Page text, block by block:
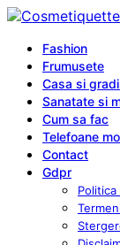
Fashion
Frumusete
Casa si
Sanatate si
Cum sa fac
Telefoane
Contact
Gdpr